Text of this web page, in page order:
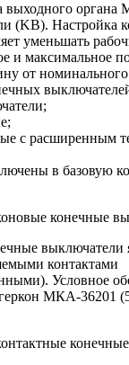
выходного
(KB). Настройка
уменьшать
и максимальное
от номинального
с расширенным
в базовую
конечные
выключатели
контактами
Условное
МКА-36201